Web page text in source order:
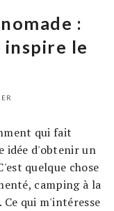
:
inspire le
qui fait
idée d'obtenir un
quelque chose
camping à la
qui m'intéresse